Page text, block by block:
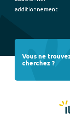
additionnement
Vous ne
cherchez ?